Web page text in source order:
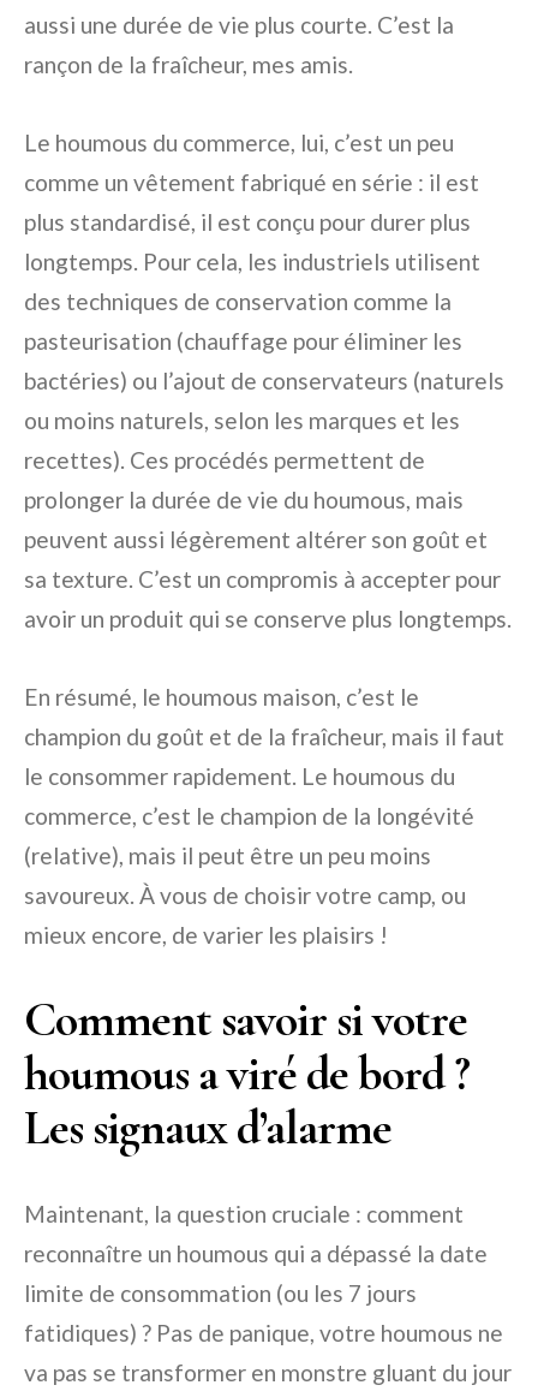
aussi une durée de vie plus courte. C’est la
rançon de la fraîcheur, mes amis.
Le houmous du commerce, lui, c’est un peu
comme un vêtement fabriqué en série : il est
plus standardisé, il est conçu pour durer plus
longtemps. Pour cela, les industriels utilisent
des techniques de conservation comme la
pasteurisation (chauffage pour éliminer les
bactéries) ou l’ajout de conservateurs (naturels
ou moins naturels, selon les marques et les
recettes). Ces procédés permettent de
prolonger la durée de vie du houmous, mais
peuvent aussi légèrement altérer son goût et
sa texture. C’est un compromis à accepter pour
avoir un produit qui se conserve plus longtemps.
En résumé, le houmous maison, c’est le
champion du goût et de la fraîcheur, mais il faut
le consommer rapidement. Le houmous du
commerce, c’est le champion de la longévité
(relative), mais il peut être un peu moins
savoureux. À vous de choisir votre camp, ou
mieux encore, de varier les plaisirs !
Comment savoir si votre
houmous a viré de bord ?
Les signaux d’alarme
Maintenant, la question cruciale : comment
reconnaître un houmous qui a dépassé la date
limite de consommation (ou les 7 jours
fatidiques) ? Pas de panique, votre houmous ne
va pas se transformer en monstre gluant du jour